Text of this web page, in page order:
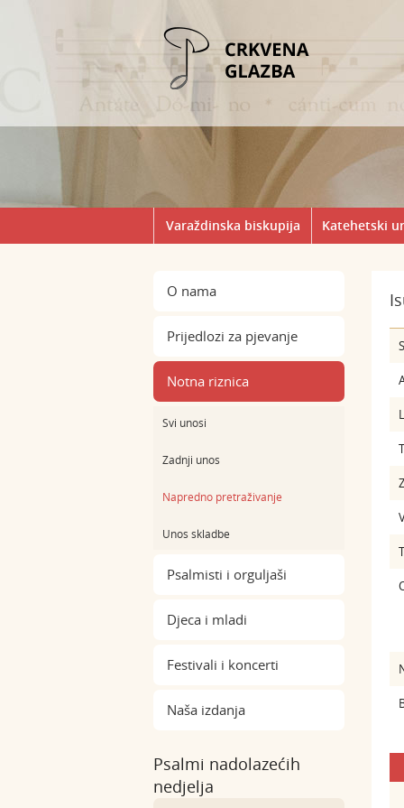
Varaždinska biskupija Katehetski
O nama
Prijedlozi za pjevanje
Notna riznica
Svi unosi
Zadnji unos
Napredno pretraživanje
Unos skladbe
Psalmisti i orguljaši
Djeca i mladi
Festivali i koncerti
Naša izdanja
Psalmi nadolazećih
nedjelja